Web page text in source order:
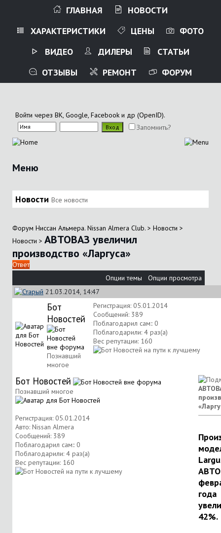
ГЛАВНАЯ
НОВОСТИ
ХАРАКТЕРИСТИКИ
ЦЕНЫ
ФОТО
ВИДЕО
ДИЛЕРЫ
СТАТЬИ
ОТЗЫВЫ
РЕМОНТ ФОРУМ
Войти через ВК, Google, Facebook и др (OpenID).
Запомнить?
Меню
Новости Все новости
Форум Ниссан Альмера. Nissan Almera Club. > Новости >
Новости > АВТОВАЗ увеличил
производство «Ларгуса»
Ответ
Опции темы
Опции просмотра
21.03.2014, 14:47
Бот
Новостей
Познавший
многое
Регистрация: 05.01.2014
Сообщений: 389
Поблагодарил сам:: 0
Поблагодарили: 4 раз(а)
Вес репутации: 160
Бот Новостей
Познавший многое
Регистрация: 05.01.2014
Авто: Nissan Almera
Сообщений: 389
Поблагодарил сам:: 0
Поблагодарили: 4 раз(а)
Вес репутации: 160
года
42%.